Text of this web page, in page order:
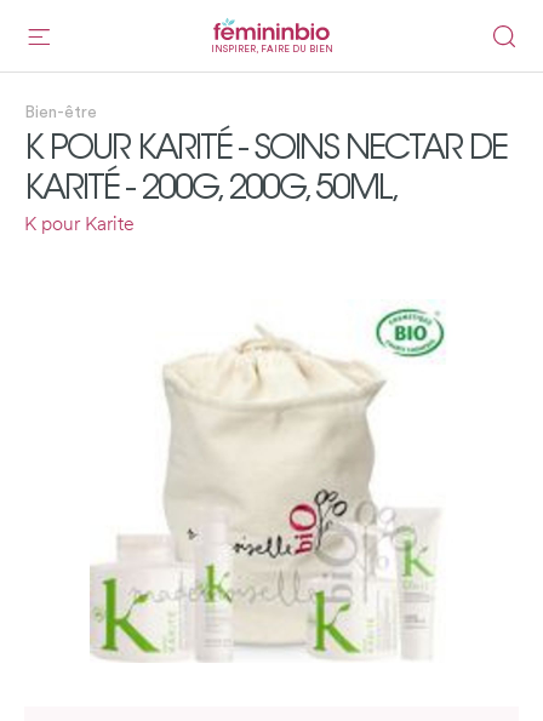
INSPIRER, FAIRE DU BIEN
Bien-être
K POUR KARITÉ - SOINS NECTAR DE
KARITÉ - 200G, 200G, 50ML,
K pour Karite